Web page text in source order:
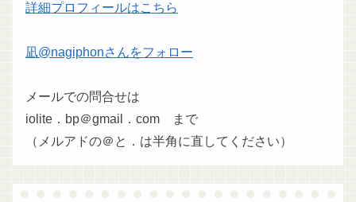
詳細プロフィールはこちら
凪@nagiphonさんをフォロー
メールでの問合せは
iolite．bp＠gmail．com まで
（メルアドの＠と．は半角に直してください）